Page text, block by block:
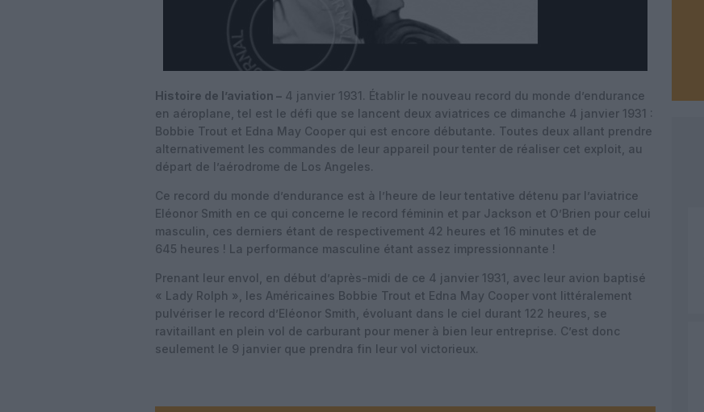
Histoire de l’aviation – 4 janvier 1931. Établir le nouveau record du monde d’endurance
en aéroplane, tel est le défi que se lancent deux aviatrices ce dimanche 4 janvier 1931 :
Bobbie Trout et Edna May Cooper qui est encore débutante. Toutes deux allant prendre
alternativement les commandes de leur appareil pour tenter de réaliser cet exploit, au
départ de l’aérodrome de Los Angeles.
Ce record du monde d’endurance est à l’heure de leur tentative détenu par l’aviatrice
Eléonor Smith en ce qui concerne le record féminin et par Jackson et O’Brien pour celui
masculin, ces derniers étant de respectivement 42 heures et 16 minutes et de
645 heures ! La performance masculine étant assez impressionnante !
Prenant leur envol, en début d’après-midi de ce 4 janvier 1931, avec leur avion baptisé
« Lady Rolph », les Américaines Bobbie Trout et Edna May Cooper vont littéralement
pulvériser le record d’Eléonor Smith, évoluant dans le ciel durant 122 heures, se
ravitaillant en plein vol de carburant pour mener à bien leur entreprise. C’est donc
seulement le 9 janvier que prendra fin leur vol victorieux.